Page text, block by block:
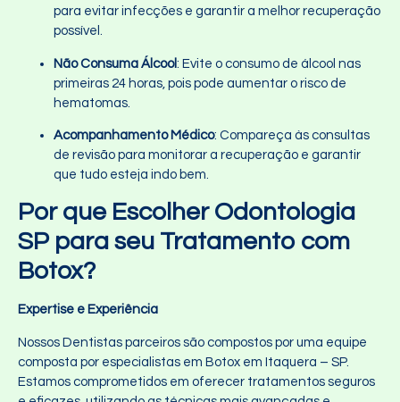
para evitar infecções e garantir a melhor recuperação
possível.
Não Consuma Álcool: Evite o consumo de álcool nas
primeiras 24 horas, pois pode aumentar o risco de
hematomas.
Acompanhamento Médico: Compareça às consultas
de revisão para monitorar a recuperação e garantir
que tudo esteja indo bem.
Por que Escolher Odontologia
SP para seu Tratamento com
Botox?
Expertise e Experiência
Nossos Dentistas parceiros são compostos por uma equipe
composta por especialistas em Botox em Itaquera – SP.
Estamos comprometidos em oferecer tratamentos seguros